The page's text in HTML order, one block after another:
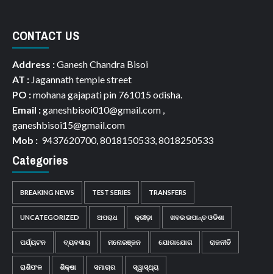
CONTACT US
Address :Ganesh Chandra Bisoi
AT : Jagannath temple street
PO :mohana gajapati pin 761015 odisha.
Email :ganeshbisoi010@gmail.com ,
ganeshbisoi15@gmail.com
Mob : 9437620700, 8018150533, 8018250533
Categories
BREAKING NEWS TEST SERIES TRANSFERS
UNCATEGORIZED ଅପରାଧ କ୍ରୀଡ଼ା ଖବର ଉପାନ୍ତ ଓଡିଶା
ପର୍ଯ୍ୟଟନ ବ୍ୟବସାୟ ମନୋରଞ୍ଜନ ଯୋଗାଯୋଗ ରାଜନୀତି
ରାଶିଫଳ ଶିକ୍ଷା ସମାଚାର ସ୍ୱାସ୍ଥ୍ୟ